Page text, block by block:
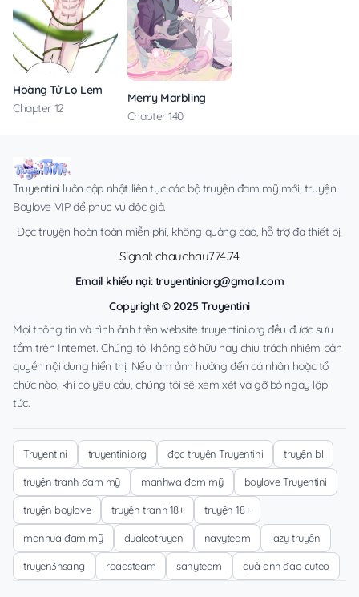
Hoàng Tử Lọ Lem
Chapter 12
Merry Marbling
Chapter 140
Truyentini luôn cập nhật liên tục các bộ truyện đam mỹ mới, truyện
Boylove VIP để phục vụ độc giả.
Đọc truyện hoàn toàn miễn phí, không quảng cáo, hỗ trợ đa thiết bị.
Signal: chauchau774.74
Email khiếu nại:truyentiniorg@gmail.com
Copyright © 2025 Truyentini
Mọi thông tin và hình ảnh trên website truyentini.org đều được sưu
tầm trên Internet. Chúng tôi không sở hữu hay chịu trách nhiệm bản
quyền nội dung hiển thị. Nếu làm ảnh hưởng đến cá nhân hoặc tổ
chức nào, khi có yêu cầu, chúng tôi sẽ xem xét và gỡ bỏ ngay lập
tức.
Truyentini truyentini.org đọc truyện Truyentini truyện bl
truyện tranh đam mỹ manhwa đam mỹ boylove Truyentini
truyện boylove truyện tranh 18+ truyện 18+
manhua đam mỹ dualeotruyen navyteam lazy truyện
truyen3hsang roadsteam sanyteam quả anh đào cuteo